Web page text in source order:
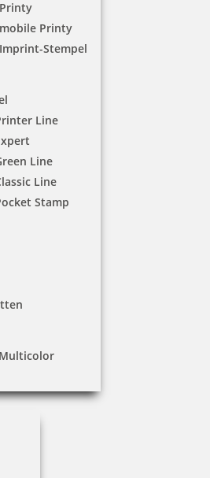
Printy
Stempel
Line
Line
Line
Stamp
Stempelkugelschreiber rot mit
Gutschein